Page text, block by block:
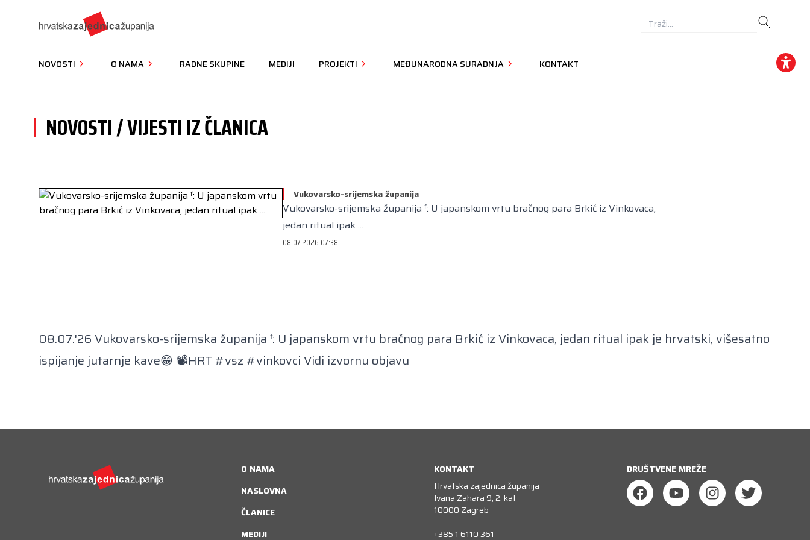
NOVOSTI O NAMA RADNE SKUPINE MEDIJI PROJEKTI MEĐUNARODNA SURADNJA KONTAKT
NOVOSTI / VIJESTI IZ ČLANICA
Vukovarsko-srijemska županija
Vukovarsko-srijemska županija ᶠ: U japanskom vrtu bračnog para Brkić iz Vinkovaca,
jedan ritual ipak ...
08.07.2026 07:38
08.07.'26 Vukovarsko-srijemska županija ᶠ: U japanskom vrtu bračnog para Brkić iz Vinkovaca, jedan ritual ipak je hrvatski, višesatno
ispijanje jutarnje kave😁 📽HRT #vsz #vinkovciVidi izvornu objavu
O NAMA
NASLOVNA
ČLANICE
MEDIJI
KONTAKT
Hrvatska zajednica županija
Ivana Zahara 9, 2. kat
10000 Zagreb
+385 1 6110 361
DRUŠTVENE MREŽE